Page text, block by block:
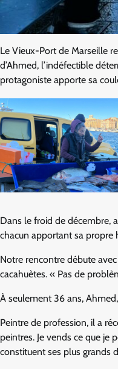
Le Vieux-Port de Marseille
d’Ahmed, l’indéfectible
protagoniste apporte sa
Dans le froid de décembre,
chacun apportant sa propre
Notre rencontre débute
cacahuètes. « Pas de
À seulement 36 ans,
Peintre de profession, il a
peintres. Je vends ce que je
constituent ses plus grands